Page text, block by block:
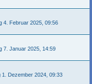
4. Februar 2025, 09:56
7. Januar 2025, 14:59
1. Dezember 2024, 09:33